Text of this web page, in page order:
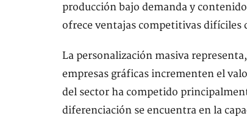
producción bajo demanda y
ofrece ventajas competitivas difíciles
La personalización masiva
empresas gráficas incrementen el
del sector ha competido
diferenciación se encuentra en la